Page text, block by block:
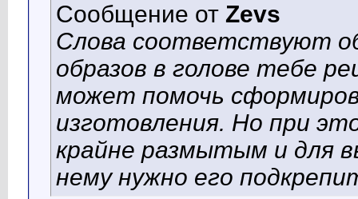
Сообщение от Zevs
Слова соответствуют
образов в голове тебе
может помочь
изготовления. Но при
крайне размытым и для
нему нужно его